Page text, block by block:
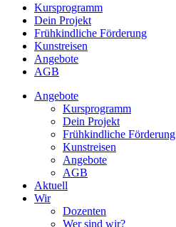
Kursprogramm
Dein Projekt
Frühkindliche Förderung
Kunstreisen
Angebote
AGB
Angebote
Kursprogramm
Dein Projekt
Frühkindliche Förderung
Kunstreisen
Angebote
AGB
Aktuell
Wir
Dozenten
Wer sind wir?